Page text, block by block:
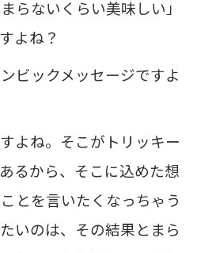
らないくらい美味しい」
よね？
ビックメッセージですよ
よね。そこがトリッキー
るから、そこに込めた想
とを言いたくなっちゃう
いのは、その結果とまら